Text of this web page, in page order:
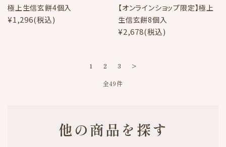
極上生信玄餅4個入
¥1,296(税込)
【オンラインショップ限定】極上
生信玄餅8個入
¥2,678(税込)
1 2 3 >
全49件
他の商品を探す